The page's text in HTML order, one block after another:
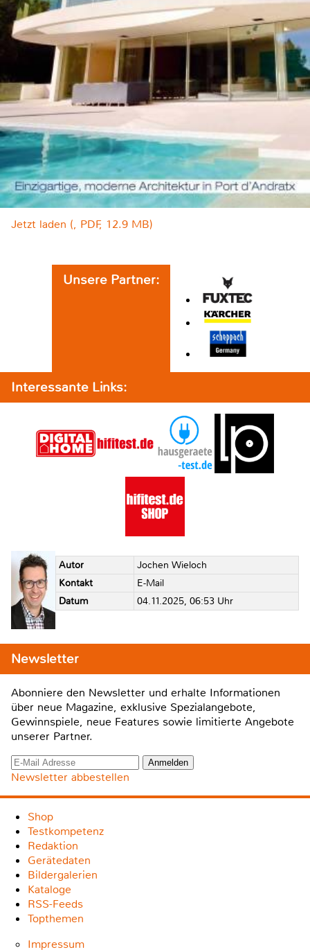
Jetzt laden (, PDF, 12.9 MB)
Unsere Partner:
Interessante Links:
Autor
Jochen Wieloch
Kontakt
E-Mail
Datum
04.11.2025, 06:53 Uhr
Newsletter
Abonniere den Newsletter und erhalte Informationen
über neue Magazine, exklusive Spezialangebote,
Gewinnspiele, neue Features sowie limitierte Angebote
unserer Partner.
Newsletter abbestellen
Shop
Testkompetenz
Redaktion
Gerätedaten
Bildergalerien
Kataloge
RSS-Feeds
Topthemen
Impressum